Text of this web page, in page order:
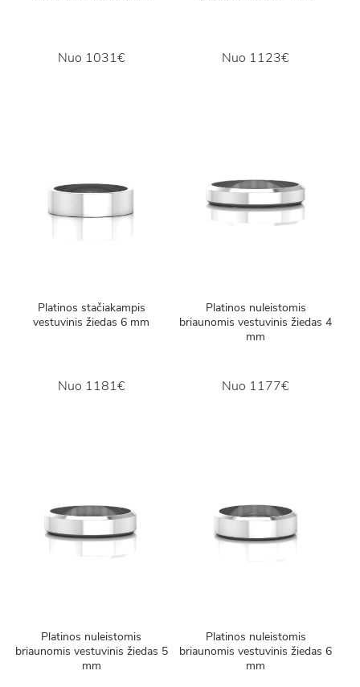
Nuo 1031€ Nuo 1123€
Platinos stačiakampis
vestuvinis žiedas 6 mm
Nuo 1181€
Platinos nuleistomis
briaunomis vestuvinis žiedas 4
mm
Nuo 1177€
Platinos nuleistomis
briaunomis vestuvinis žiedas 5
mm
Platinos nuleistomis
briaunomis vestuvinis žiedas 6
mm